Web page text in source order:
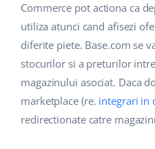
Colaborare si parteneri
Contact
Français
Italiano
polski
português (BR)
Commerce pot actiona ca
utiliza atunci cand afisezi
diferite piete. Base.com se
stocurilor si a preturilor
magazinului asociat. Daca
marketplace (re. integrari in
redirectionate catre